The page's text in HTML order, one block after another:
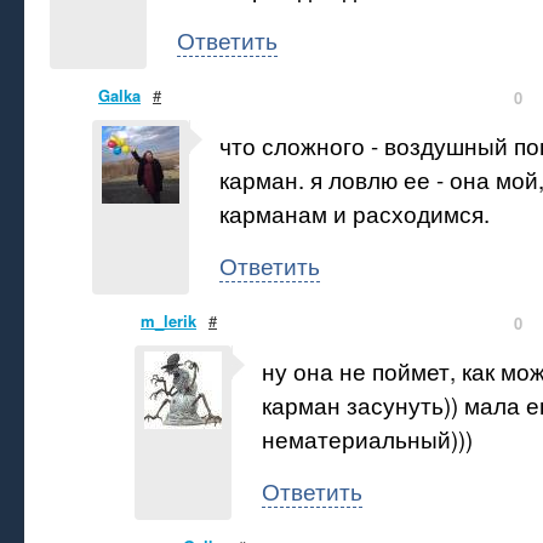
Ответить
Galka # 0
что сложного - воздушный
карман. я ловлю ее - она
карманам и расходимся.
Ответить
m_lerik # 0
ну она не поймет, как
карман засунуть)) мала
нематериальный)))
Ответить